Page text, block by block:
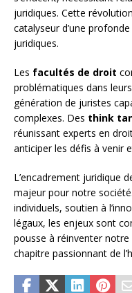
juridiques. Cette
catalyseur d’une
juridiques.
Les facultés de droit
problématiques dans
génération de juristes
complexes. Des think
réunissant experts en
anticiper les défis à venir
L’encadrement juridique
majeur pour notre
individuels, soutien à
légaux, les enjeux sont
pousse à réinventer
chapitre passionnant de